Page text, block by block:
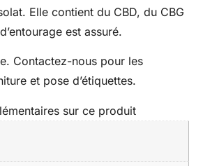
Elle contient du CBD, du CBG
est assuré.
Contactez-nous pour les
et pose d’étiquettes.
sur ce produit